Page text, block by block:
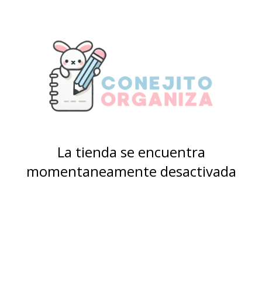
La tienda se encuentra
momentaneamente desactivada